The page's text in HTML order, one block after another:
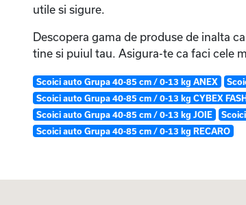
utile si sigure.
Descopera gama de produse de inalta
tine si puiul tau. Asigura-te ca faci cele
Scoici auto Grupa 40-85 cm / 0-13 kg ANEX
Scoici auto Grupa 40-85 cm / 0-13 kg CYBEX
Scoici auto Grupa 40-85 cm / 0-13 kg JOIE
Scoici auto Grupa 40-85 cm / 0-13 kg RECARO